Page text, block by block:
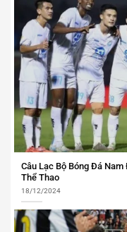
Câu Lạc Bộ Bóng Đá
Thể Thao
18/12/2024